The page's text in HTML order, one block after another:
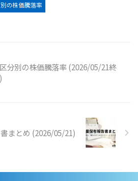
の株価騰落率
分別の株価騰落率 (2026/05/21終
まとめ (2026/05/21)